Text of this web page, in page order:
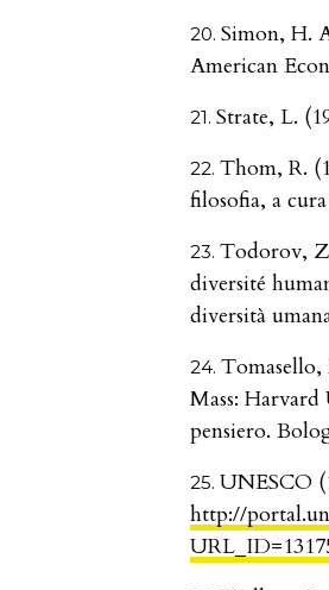
Simon, H.
American
Strate, L.
Thom, R.
filosofia, a
Todorov,
diversité
diversità
Mass:
pensiero.
UNESCO
http://